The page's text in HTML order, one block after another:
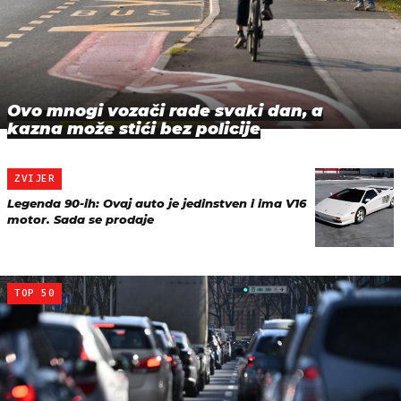
Ovo mnogi vozači rade svaki dan, a
kazna može stići bez policije
ZVIJER
Legenda 90-ih: Ovaj auto je jedinstven i ima V16
motor. Sada se prodaje
TOP 50